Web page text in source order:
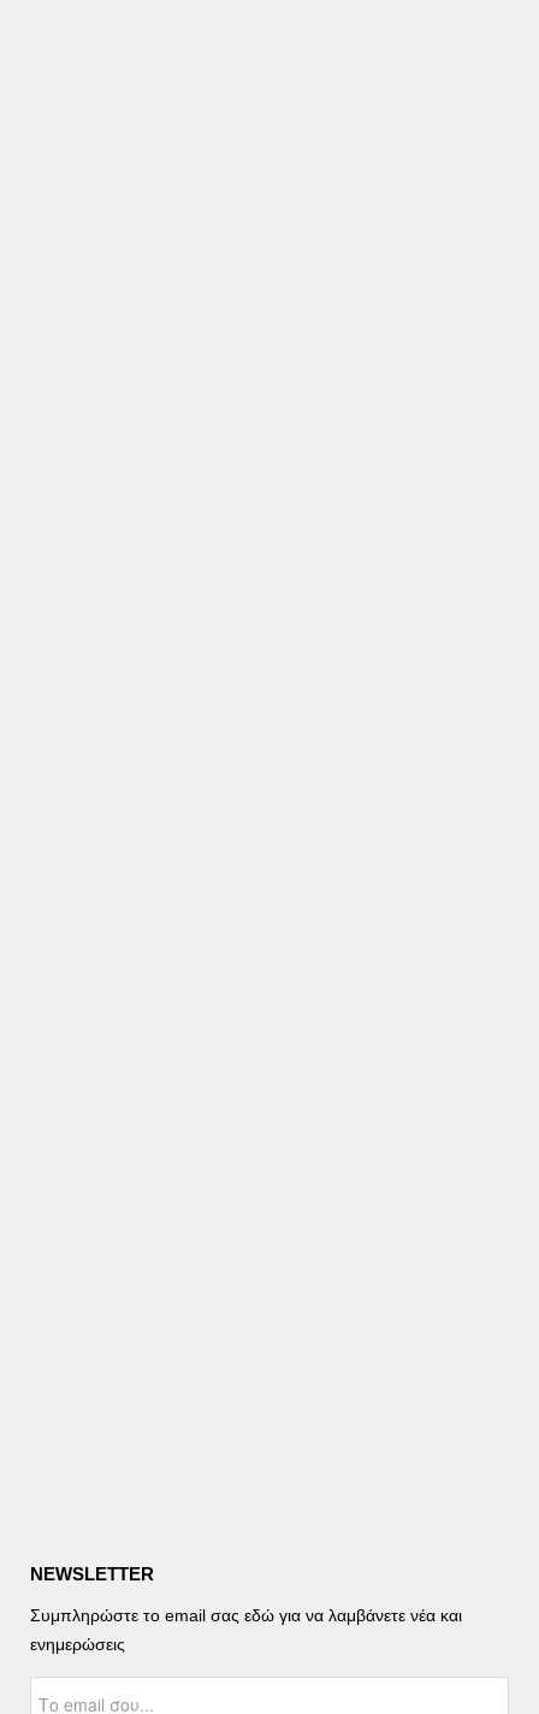
NEWSLETTER
Συμπληρώστε το email σας εδώ για να λαμβάνετε νέα και
ενημερώσεις